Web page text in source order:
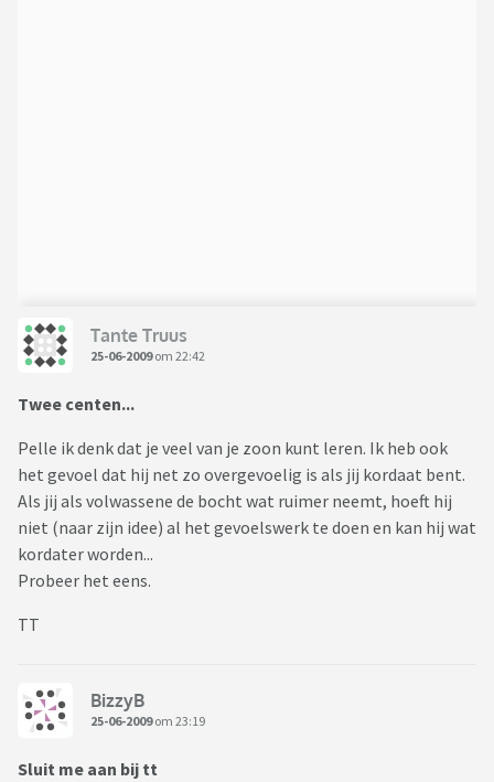
Tante Truus
25-06-2009om 22:42
Twee centen...
Pelle ik denk dat je veel van je zoon kunt leren. Ik heb ook
het gevoel dat hij net zo overgevoelig is als jij kordaat bent.
Als jij als volwassene de bocht wat ruimer neemt, hoeft hij
niet (naar zijn idee) al het gevoelswerk te doen en kan hij wat
kordater worden...
Probeer het eens.
TT
BizzyB
25-06-2009om 23:19
Sluit me aan bij tt